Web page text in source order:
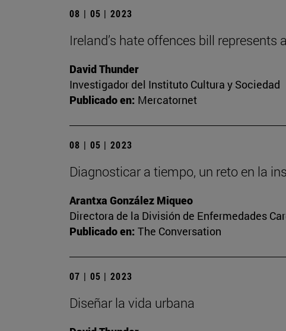
08 | 05 | 2023
Ireland’s hate offences bill
David Thunder
Investigador del Instituto Cultura y Sociedad
Publicado en: Mercatornet
08 | 05 | 2023
Diagnosticar a tiempo, un reto en la
Arantxa González Miqueo
Directora de la División de Enfermedades
Publicado en: The Conversation
07 | 05 | 2023
Diseñar la vida urbana